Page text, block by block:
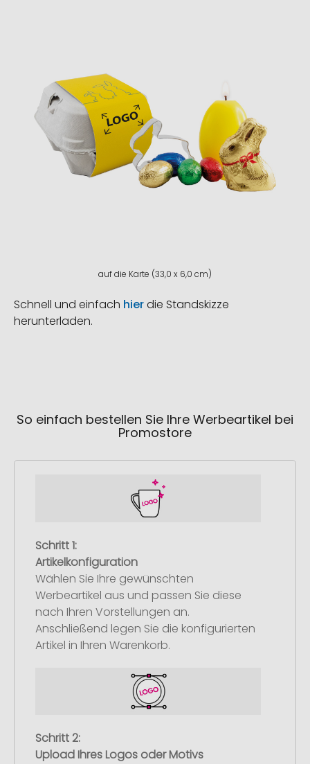
auf die Karte (33,0 x 6,0 cm)
Schnell und einfach hierdie Standskizze
herunterladen.
So einfach bestellen Sie Ihre Werbeartikel bei
Promostore
Schritt 1:
Artikelkonfiguration
Wählen Sie Ihre gewünschten
Werbeartikel aus und passen Sie diese
nach Ihren Vorstellungen an.
Anschließend legen Sie die konfigurierten
Artikel in Ihren Warenkorb.
Schritt 2:
Upload Ihres Logos oder Motivs